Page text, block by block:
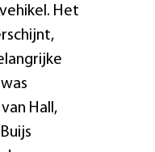
Het
Hall,